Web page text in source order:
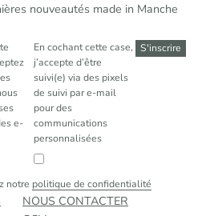
nouveautés made in Manche
e-
En cochant cette case,
j’accepte d’être
suivi(e) via des pixels
de suivi par e-mail
pour des
communications
personnalisées
notre politique de confidentialité
NOUS CONTACTER